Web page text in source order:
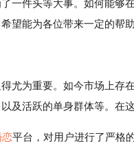
一件头等大事。如何能够在
望能为各位带来一定的帮助
尤为重要。如今市场上存
及活跃的单身群体等。在
恋平台，对用户进行了严格